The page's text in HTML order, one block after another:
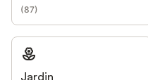
(87)
Jardin